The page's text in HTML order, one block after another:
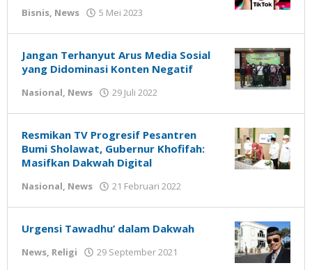
Bisnis, News 5 Mei 2023
Susanto
Jangan Terhanyut Arus Media Sosial
yang Didominasi Konten Negatif
Nasional, News 29 Juli 2022
Susanto
Resmikan TV Progresif Pesantren
Bumi Sholawat, Gubernur Khofifah:
Masifkan Dakwah Digital
Nasional, News 21 Februari 2022
Susanto
Urgensi Tawadhu’ dalam Dakwah
News, Religi 29 September 2021